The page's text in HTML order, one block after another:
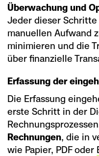
Überwachung und
Jeder dieser
manuellen Aufwand
minimieren und die
über finanzielle
Erfassung der
Die Erfassung
erste Schritt in der
Rechnungen, die in
wie Papier, PDF oder